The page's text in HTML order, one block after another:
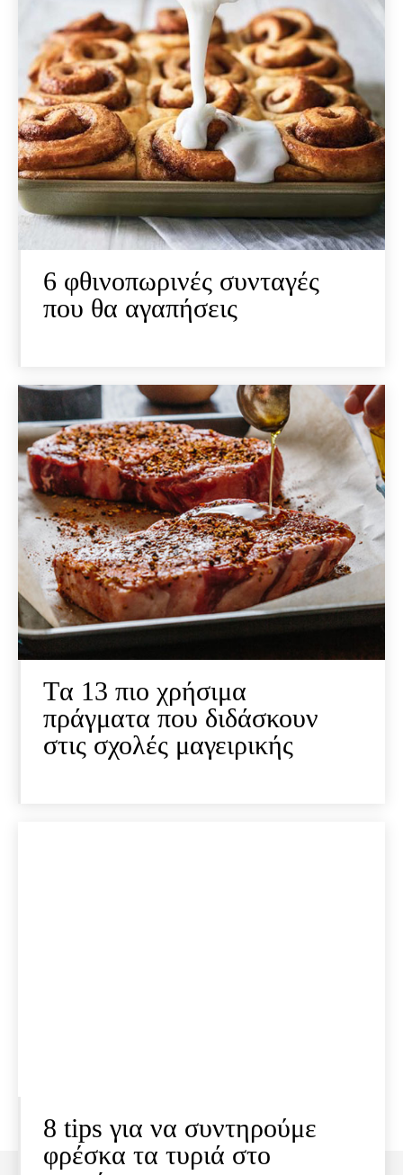
6 φθινοπωρινές συνταγές
που θα αγαπήσεις
Tα 13 πιο χρήσιμα
πράγματα που διδάσκουν
στις σχολές μαγειρικής
8 tips για να συντηρούμε
φρέσκα τα τυριά στο